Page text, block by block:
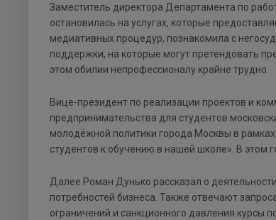
Заместитель директора Департамента по
остановилась на услугах, которые
медиативных процедур, познакомила с
поддержки, на которые могут претендовать
этом обилии непрофессионалу крайне трудно.
Вице-президент по реализации проектов и
предпринимательства для студентов
молодёжной политики города Москвы в
студентов к обучению в нашей школе». В этом
Далее Роман Дунько рассказал о
потребностей бизнеса. Также отвечают
ограничений и санкционного давления курсы